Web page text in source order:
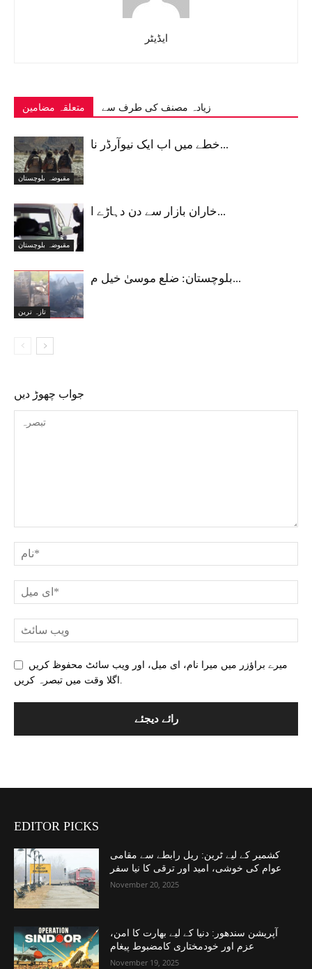
ایڈیٹر
متعلقہ مضامین زیادہ مصنف کی طرف سے
مقبوضہ بلوچستان
خطے میں اب ایک نیوآرڈر نا...
مقبوضہ بلوچستان
خاران بازار سے دن دہاڑے ا...
تازہ ترین
بلوچستان: ضلع موسیٰ خیل م...
جواب چھوڑ دیں
میرے براؤزر میں میرا نام، ای میل، اور ویب سائٹ محفوظ کریں
اگلا وقت میں تبصرہ کریں.
EDITOR PICKS
کشمیر کے لیے ٹرین: ریل رابطے سے مقامی
عوام کی خوشی، امید اور ترقی کا نیا سفر
November 20, 2025
آپریشن سندھور: دنیا کے لیے بھارت کا امن،
عزم اور خودمختاری کامضبوط پیغام
November 19, 2025